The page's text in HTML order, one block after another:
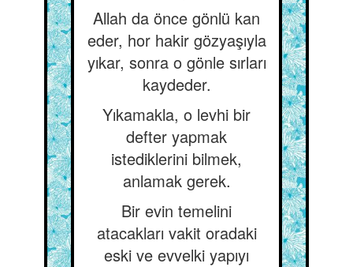
Allah da önce gönlü kan
eder, hor hakir gözyaşıyla
yıkar, sonra o gönle sırları
kaydeder.
Yıkamakla, o levhi bir
defter yapmak
istediklerini bilmek,
anlamak gerek.
Bir evin temelini
atacakları vakit oradaki
eski ve evvelki yapıyı